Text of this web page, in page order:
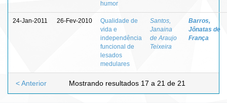
humor
24-Jan-2011 26-Fev-2010
Qualidade de
vida e
independência
funcional de
lesados
medulares
Santos,
Janaina
de Araujo
Teixeira
Barros,
Jônatas de
França
Mostrando resultados 17 a 21 de 21
< Anterior